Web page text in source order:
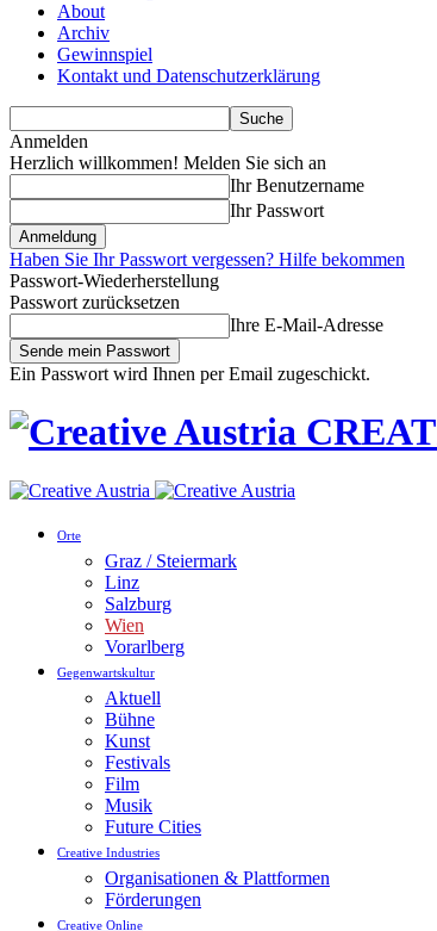
About
Archiv
Gewinnspiel
Kontakt und Datenschutzerklärung
Anmelden
Herzlich willkommen! Melden Sie sich an
Ihr Benutzername
Ihr Passwort
Haben Sie Ihr Passwort vergessen? Hilfe bekommen
Passwort-Wiederherstellung
Passwort zurücksetzen
Ihre E-Mail-Adresse
Ein Passwort wird Ihnen per Email zugeschickt.
Orte
Graz / Steiermark
Linz
Salzburg
Wien
Vorarlberg
Gegenwartskultur
Aktuell
Bühne
Kunst
Festivals
Film
Musik
Future Cities
Creative Industries
Organisationen & Plattformen
Förderungen
Creative Online